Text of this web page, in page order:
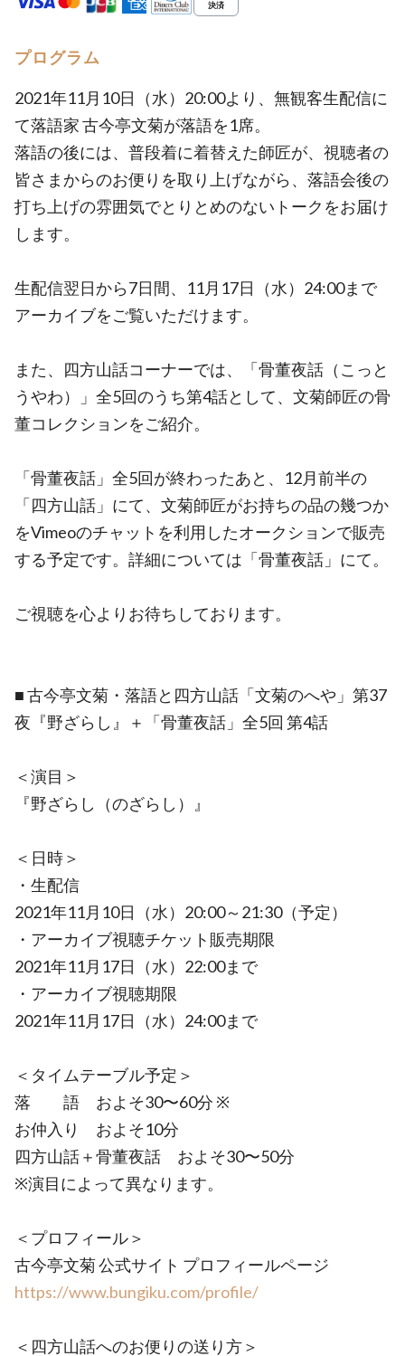
プログラム
2021年11月10日（水）20:00より、無観客生配信に
て落語家 古今亭文菊が落語を1席。
落語の後には、普段着に着替えた師匠が、視聴者の
皆さまからのお便りを取り上げながら、落語会後の
打ち上げの雰囲気でとりとめのないトークをお届け
します。
生配信翌日から7日間、11月17日（水）24:00まで
アーカイブをご覧いただけます。
また、四方山話コーナーでは、「骨董夜話（こっと
うやわ）」全5回のうち第4話として、文菊師匠の骨
董コレクションをご紹介。
「骨董夜話」全5回が終わったあと、12月前半の
「四方山話」にて、文菊師匠がお持ちの品の幾つか
をVimeoのチャットを利用したオークションで販売
する予定です。詳細については「骨董夜話」にて。
ご視聴を心よりお待ちしております。
■ 古今亭文菊・落語と四方山話「文菊のへや」第37
夜『野ざらし』＋「骨董夜話」全5回 第4話
＜演目＞
『野ざらし（のざらし）』
＜日時＞
・生配信
2021年11月10日（水）20:00～21:30（予定）
・アーカイブ視聴チケット販売期限
2021年11月17日（水）22:00まで
・アーカイブ視聴期限
2021年11月17日（水）24:00まで
＜タイムテーブル予定＞
落 語 およそ30〜60分 ※
お仲入り およそ10分
四方山話＋骨董夜話 およそ30〜50分
※演目によって異なります。
＜プロフィール＞
古今亭文菊 公式サイト プロフィールページ
https://www.bungiku.com/profile/
＜四方山話へのお便りの送り方＞